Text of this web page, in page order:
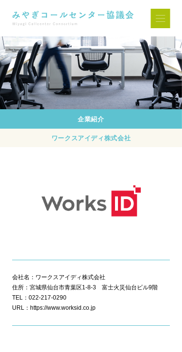
企業紹介
ワークスアイディ株式会社
会社名：ワークスアイディ株式会社
住所：宮城県仙台市青葉区1-8-3 富士火災仙台ビル9階
TEL：022-217-0290
URL： https://www.worksid.co.jp